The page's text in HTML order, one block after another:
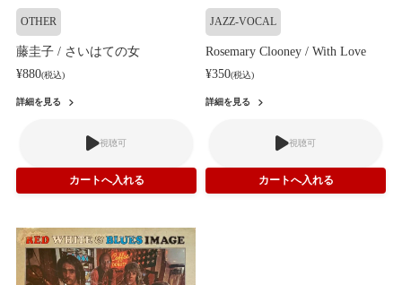
OTHER
藤圭子 / さいはての女
¥880(税込)
詳細を見る
視聴可
JAZZ-VOCAL
Rosemary Clooney / With Love
¥350(税込)
詳細を見る
視聴可